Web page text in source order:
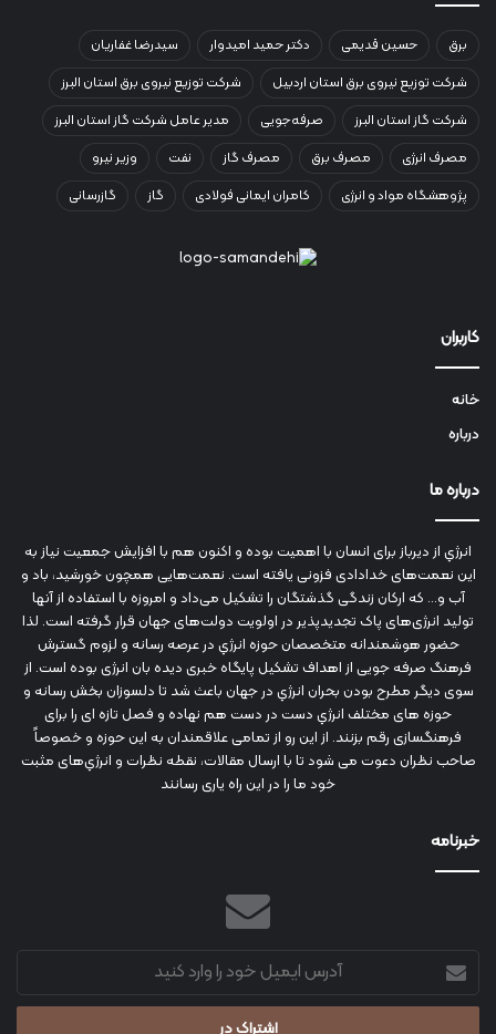
برق حسین قدیمی دکتر حمید امیدوار
سیدرضا غفاریان
شرکت توزیع نیروی برق استان اردبیل
شرکت توزیع نیروی برق استان البرز
شرکت گاز استان البرز
صرفه‌جویی
مدیر عامل شرکت گاز استان البرز
مصرف انرژی
مصرف برق مصرف گاز نفت
وزیر نیرو
پژوهشگاه مواد و انرژی
کامران ایمانی فولادی گاز گازرسانی
کاربران
خانه
درباره
درباره ما
انرژي‌ از دیرباز برای انسان با اهمیت بوده و اکنون هم با افزایش جمعیت نیاز به
این نعمت‌های خدادادی فزونی یافته است. نعمت‌هایی همچون خورشید، باد و
آب و... که ارکان زندگی گذشتگان را تشکیل می‌داد و امروزه با استفاده از آنها
تولید انرژی‌های پاک تجدیدپذیر در اولویت دولت‌های جهان قرار گرفته است. لذا
حضور هوشمندانه متخصصان حوزه انرژي در عرصه رسانه و لزوم گسترش
فرهنگ صرفه جویی از اهداف تشکیل پایگاه خبری دیده بان انرژی بوده است. از
سوی دیگر مطرح بودن بحران انرژي در جهان باعث شد تا دلسوزان بخش رسانه و
حوزه های مختلف انرژي دست در دست هم نهاده و فصل تازه ای را برای
فرهنگسازی رقم بزنند. از این رو از تمامی علاقمندان به این حوزه و خصوصاً
صاحب نظران دعوت می شود تا با ارسال مقالات، نقطه نظرات و انرژي‌های مثبت
خود ما را در این راه یاری رسانند
خبرنامه
آدرس
ایمیل
خود